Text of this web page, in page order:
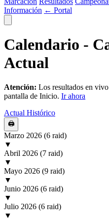
Información ← Portal
Calendario -
Actual
Atención: Los resultados en
pantalla de Inicio. Ir ahora
Actual Histórico
🖨
Marzo 2026 (6 raid)
▼
Abril 2026 (7 raid)
▼
Mayo 2026 (9 raid)
▼
Junio 2026 (6 raid)
▼
Julio 2026 (6 raid)
▼